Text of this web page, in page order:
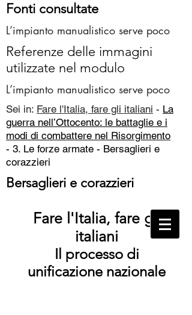
Fonti consultate
L’impianto manualistico serve poco
Referenze delle immagini
utilizzate nel modulo
L’impianto manualistico serve poco
Sei in: Fare l'Italia, fare gli italiani - La
guerra nell’Ottocento: le battaglie e i
modi di combattere nel Risorgimento
- 3. Le forze armate - Bersaglieri e
corazzieri
Bersaglieri e corazzieri
Fare l'Italia, fare gli
italiani
Il processo di
unificazione nazionale